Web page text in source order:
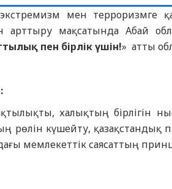
мен терроризмге
арттыру мақсатында Абай
пен бірлік үшін!» атты
халықтың бірлігін
рөлін күшейту, қазақстандық
мемлекеттік саясаттың